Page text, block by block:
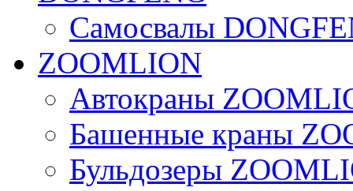
Самосвалы
ZOOMLION
Автокраны
Башенные краны
Бульдозеры